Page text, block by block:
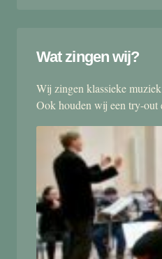
Wat zingen wij?
Wij zingen klassieke
Ook houden wij een try-out